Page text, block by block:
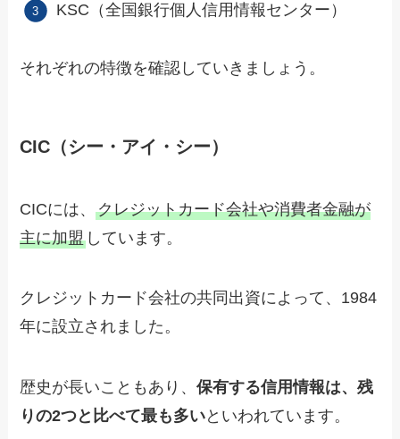
KSC（全国銀行個人信用情報センター）
それぞれの特徴を確認していきましょう。
CIC（シー・アイ・シー）
CICには、クレジットカード会社や消費者金融が
主に加盟 しています。
クレジットカード会社の共同出資によって、1984
年に設立されました。
歴史が長いこともあり、保有する信用情報は、残
りの2つと比べて最も多いといわれています。